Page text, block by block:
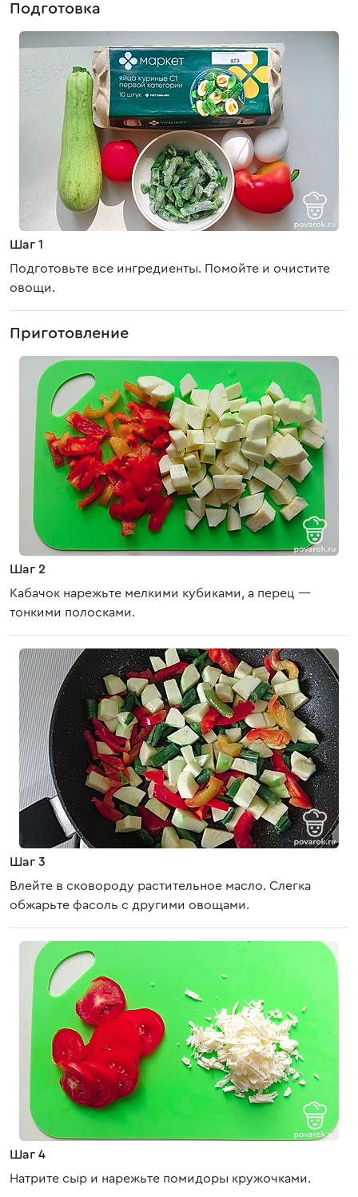
Подготовка
Шаг 1
Подготовьте все ингредиенты. Помойте и очистите
овощи.
Приготовление
Шаг 2
Кабачок нарежьте мелкими кубиками, а перец —
тонкими полосками.
Шаг 3
Влейте в сковороду растительное масло. Слегка
обжарьте фасоль с другими овощами.
Шаг 4
Натрите сыр и нарежьте помидоры кружочками.